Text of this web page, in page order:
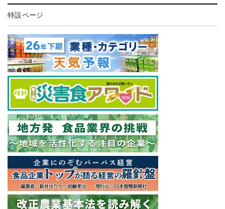
特設ページ